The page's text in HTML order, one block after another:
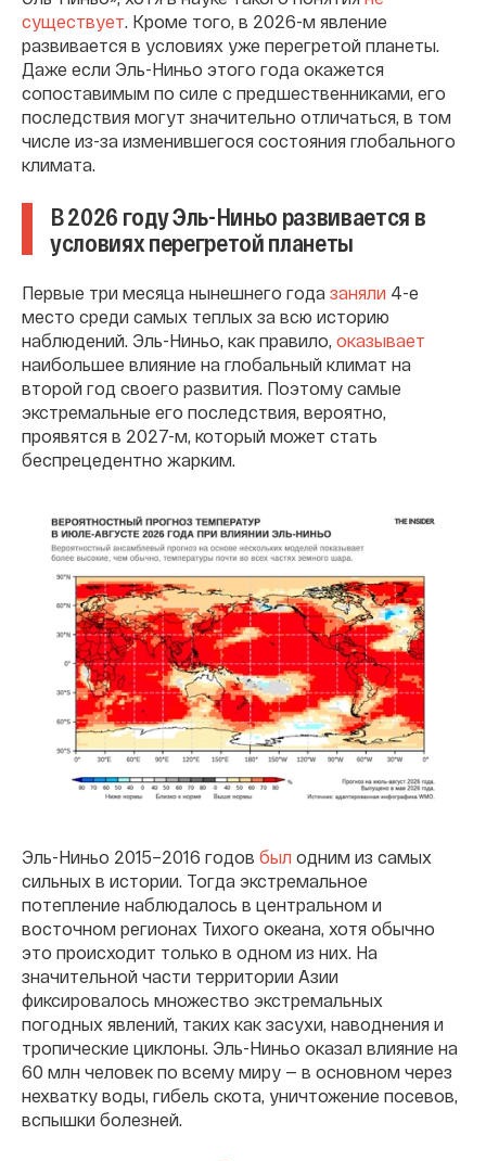
существует. Кроме того, в 2026-м явление
развивается в условиях уже перегретой планеты.
Даже если Эль-Ниньо этого года окажется
сопоставимым по силе с предшественниками, его
последствия могут значительно отличаться, в том
числе из-за изменившегося состояния глобального
климата.
В 2026 году Эль-Ниньо развивается в
условиях перегретой планеты
Первые три месяца нынешнего года заняли 4-е
место среди самых теплых за всю историю
наблюдений. Эль-Ниньо, как правило, оказывает
наибольшее влияние на глобальный климат на
второй год своего развития. Поэтому самые
экстремальные его последствия, вероятно,
проявятся в 2027-м, который может стать
беспрецедентно жарким.
Эль-Ниньо 2015–2016 годов был одним из самых
сильных в истории. Тогда экстремальное
потепление наблюдалось в центральном и
восточном регионах Тихого океана, хотя обычно
это происходит только в одном из них. На
значительной части территории Азии
фиксировалось множество экстремальных
погодных явлений, таких как засухи, наводнения и
тропические циклоны. Эль-Ниньо оказал влияние на
60 млн человек по всему миру — в основном через
нехватку воды, гибель скота, уничтожение посевов,
вспышки болезней.